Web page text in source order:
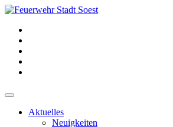
Aktuelles
Neuigkeiten